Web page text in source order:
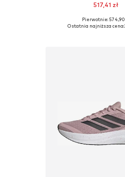
517,41 zł
Dostępne w różnych
Pierwotnie: 574,90
Ostatnia najniższa cena: